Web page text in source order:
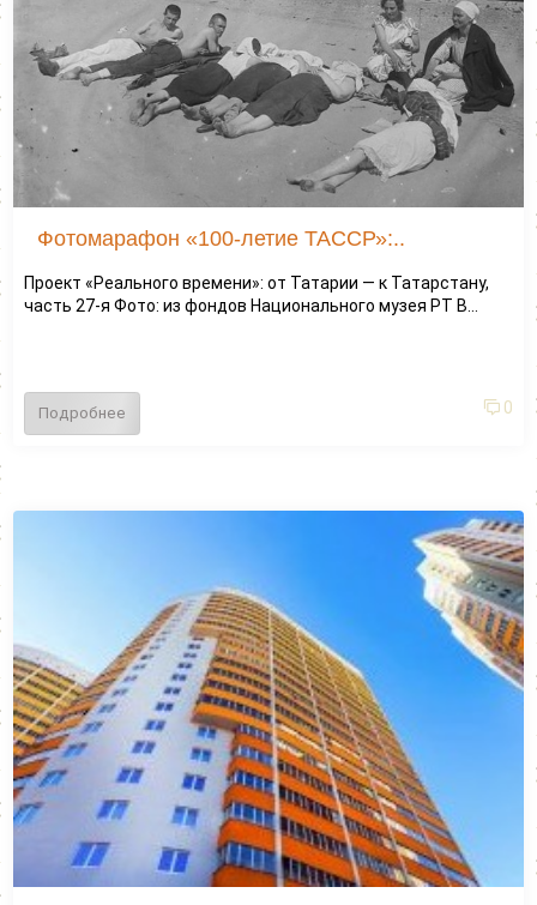
Фотомарафон «100-летие ТАССР»:..
Проект «Реального времени»: от Татарии — к Татарстану,
часть 27-я Фото: из фондов Национального музея РТ В...
Подробнее 0